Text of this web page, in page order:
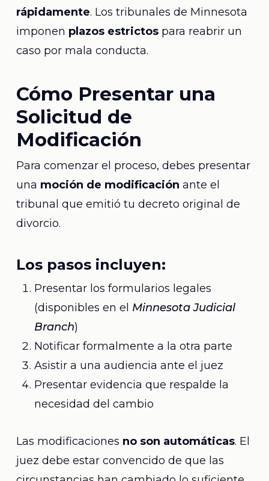
rápidamente. Los tribunales de Minnesota
imponen plazos estrictospara reabrir un
caso por mala conducta.
Cómo Presentar una
Solicitud de
Modificación
Para comenzar el proceso, debes presentar
una moción de modificación ante el
tribunal que emitió tu decreto original de
divorcio.
Los pasos incluyen:
Presentar los formularios legales
(disponibles en el Minnesota Judicial
Branch)
Notificar formalmente a la otra parte
Asistir a una audiencia ante el juez
Presentar evidencia que respalde la
necesidad del cambio
Las modificaciones no son automáticas. El
juez debe estar convencido de que las